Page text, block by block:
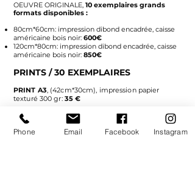
OEUVRE ORIGINALE, 10 exemplaires grands
formats disponibles :
80cm*60cm: impression dibond encadrée, caisse
américaine bois noir: 600€
120cm*80cm: impression dibond encadrée, caisse
américaine bois noir: 850€
PRINTS / 30 EXEMPLAIRES
PRINT A3, (42cm*30cm), impression papier
texturé 300 gr: 35 €
PRINT A4
, (29,7cm*21
cm), impression papier
texturé 300 gr:
25 €
Phone Email Facebook Instagram